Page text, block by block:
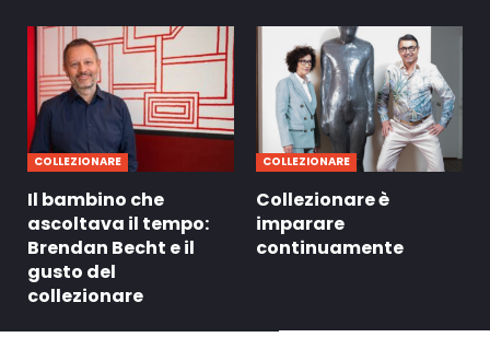
COLLEZIONARE
Il bambino che
ascoltava il tempo:
Brendan Becht e il
gusto del
collezionare
COLLEZIONARE
Collezionare è
imparare
continuamente